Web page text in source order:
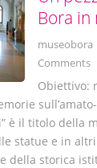
Bora in
museobora
Comments
Obiettivo:
è il titolo della
statue e in altri
della storica